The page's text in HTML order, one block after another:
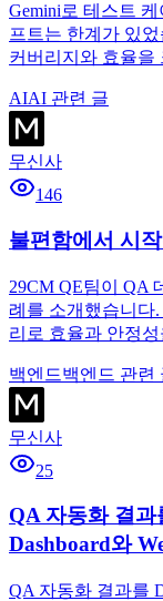
Gemini로 테스트
프트는 한계가 있
커버리지와 효율을
AIAI 관련 글
무신사
146
불편함에서 시
29CM QE팀이 QA
례를 소개했습니다.
리로 효율과 안정
백엔드백엔드 관련
무신사
25
QA 자동화 결
Dashboard와
QA 자동화 결과를